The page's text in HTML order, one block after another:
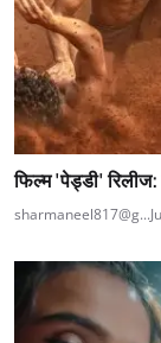
फिल्म 'पेड्डी' रिलीज:
sharmaneel817@g...